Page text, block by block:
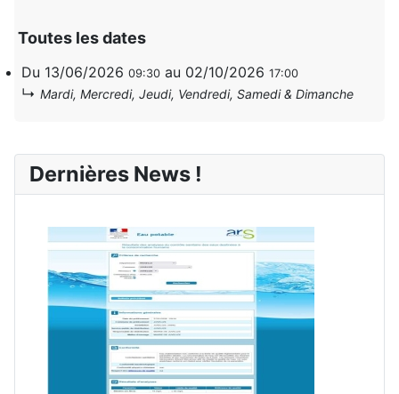
Toutes les dates
Du 13/06/2026 09:30 au 02/10/2026 17:00
↳Mardi, Mercredi, Jeudi, Vendredi, Samedi & Dimanche
Dernières News !